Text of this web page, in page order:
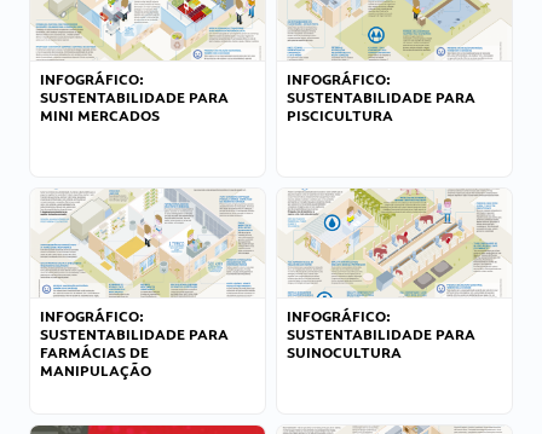
INFOGRÁFICO:
SUSTENTABILIDADE PARA
MINI MERCADOS
INFOGRÁFICO:
SUSTENTABILIDADE PARA
PISCICULTURA
INFOGRÁFICO:
SUSTENTABILIDADE PARA
FARMÁCIAS DE
MANIPULAÇÃO
INFOGRÁFICO:
SUSTENTABILIDADE PARA
SUINOCULTURA